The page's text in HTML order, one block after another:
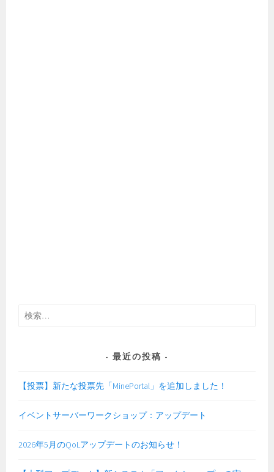
検
最近の投稿
【投票】新たな投票先「MinePortal」を追加しました！
イベントサーバーワークショップ：アップデート
2026年5月のQoLアップデートのお知らせ！